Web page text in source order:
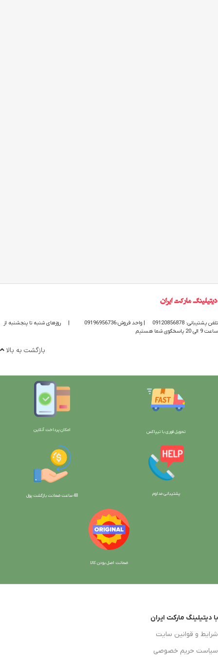
تلفن پشتیبانی: 09120856878 | واحد فروش:09196956736
روزهای شنبه تا پنجشنبه از
ساعت 9 الی 20 پاسخگوی شما هستیم
بازگشت به بالا
تحویل فوری با تیپاکس امکان پرداخت آنلاین
پشتیبانی مداوم 48 ساعت ضمانت بازگش ت پول
ضمانت اصل بودن کالا
با دیتیلینگ مارکت ایران
شرایط و قوانین سایت
سیاست حریم خصوصی